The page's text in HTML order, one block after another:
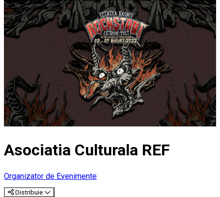
Asociatia Culturala REF
Organizator de Evenimente
Distribuie